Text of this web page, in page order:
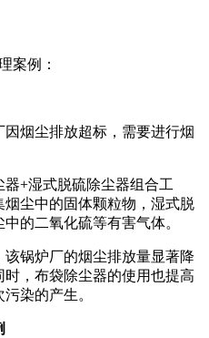
案例：
因烟尘排放超标，需要进行烟
器+湿式脱硫除尘器组合工
尘中的固体颗粒物，湿式脱
的二氧化硫等有害气体。
该锅炉厂的烟尘排放量显著降
，布袋除尘器的使用也提高
染的产生。